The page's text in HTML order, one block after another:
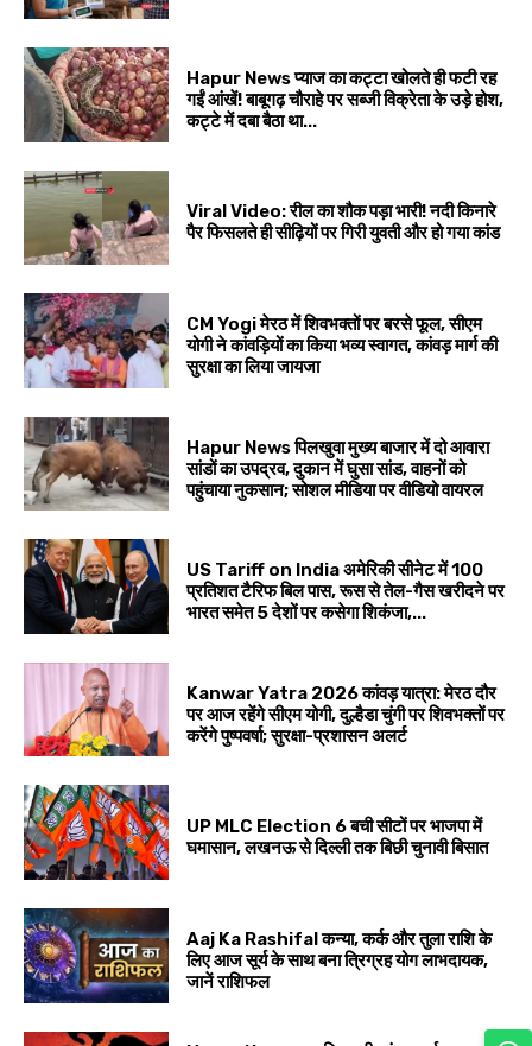
Hapur News प्याज का कट्टा खोलते ही फटी रह
गईं आंखें! बाबूगढ़ चौराहे पर सब्जी विक्रेता के उड़े होश,
कट्टे में दबा बैठा था...
Viral Video: रील का शौक पड़ा भारी! नदी किनारे
पैर फिसलते ही सीढ़ियों पर गिरी युवती और हो गया कांड
CM Yogi मेरठ में शिवभक्तों पर बरसे फूल, सीएम
योगी ने कांवड़ियों का किया भव्य स्वागत, कांवड़ मार्ग की
सुरक्षा का लिया जायजा
Hapur News पिलखुवा मुख्य बाजार में दो आवारा
सांडों का उपद्रव, दुकान में घुसा सांड, वाहनों को
पहुंचाया नुकसान; सोशल मीडिया पर वीडियो वायरल
US Tariff on India अमेरिकी सीनेट में 100
प्रतिशत टैरिफ बिल पास, रूस से तेल-गैस खरीदने पर
भारत समेत 5 देशों पर कसेगा शिकंजा,...
Kanwar Yatra 2026 कांवड़ यात्रा: मेरठ दौर
पर आज रहेंगे सीएम योगी, दुल्हैडा चुंगी पर शिवभक्तों पर
करेंगे पुष्पवर्षा; सुरक्षा-प्रशासन अलर्ट
UP MLC Election 6 बची सीटों पर भाजपा में
घमासान, लखनऊ से दिल्ली तक बिछी चुनावी बिसात
Aaj Ka Rashifal कन्या, कर्क और तुला राशि के
लिए आज सूर्य के साथ बना त्रिग्रह योग लाभदायक,
जानें राशिफल